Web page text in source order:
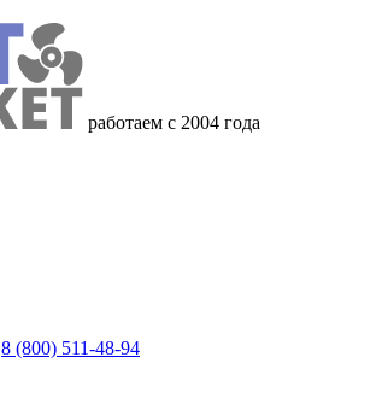
работаем с 2004 года
8 (800) 511-48-94